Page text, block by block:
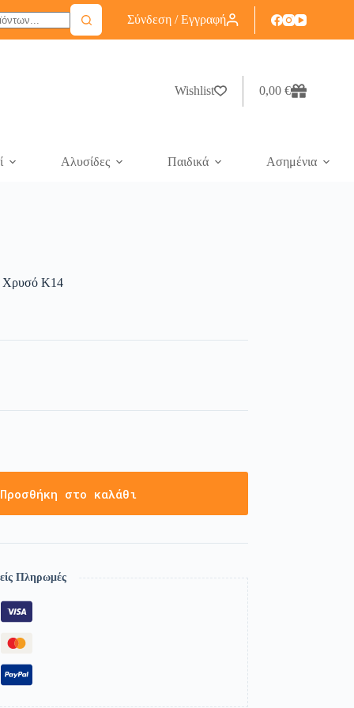
Σύνδεση / Εγγραφή
Wishlist 0,00 €
Αλυσίδες Παιδικά Ασημένια
Χρυσό Κ14
Προσθήκη στο καλάθι
Πληρωμές